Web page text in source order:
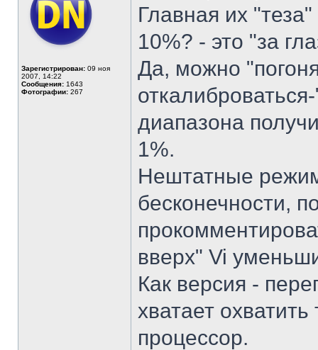
Зарегистрирован: 09 ноя
2007, 14:22
Сообщения: 1643
Фотографии: 267
Главная их
10%? - это "за
Да, можно
диапазона
1%.
Нештатные
бесконечности,
вверх" Vi
Как версия -
хватает
процессор.